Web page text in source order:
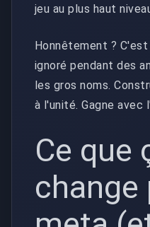
jeu au plus haut
Honnêtement ?
ignoré pendant des
les gros noms.
à l'unité. Gagne avec
Ce que
change